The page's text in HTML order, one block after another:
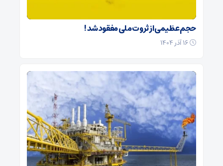
حجم عظیمی از ثروت ملی مفقود شد !